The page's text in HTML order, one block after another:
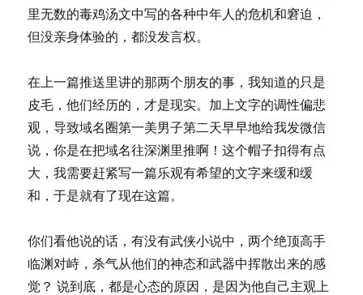
不
死
里无数的毒鸡汤文中写的各种中年人的危机和窘迫，
但没亲身体验的，都没发言权。
在上一篇推送里讲的那两个朋友的事，我知道的只是
皮毛，他们经历的，才是现实。加上文字的调性偏悲
观，导致域名圈第一美男子第二天早早地给我发微信
说，你是在把域名往深渊里推啊！这个帽子扣得有点
大，我需要赶紧写一篇乐观有希望的文字来缓和缓
和，于是就有了现在这篇。
你们看他说的话，有没有武侠小说中，两个绝顶高手
临渊对峙，杀气从他们的神态和武器中挥散出来的感
觉？ 说到底，都是心态的原因，是因为他自己主观上